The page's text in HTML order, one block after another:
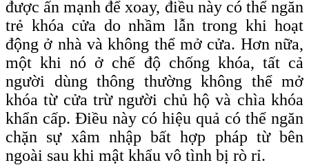
được ấn mạnh để xoay, điều này có thể ngăn
trẻ khóa cửa do nhầm lẫn trong khi hoạt
động ở nhà và không thể mở cửa. Hơn nữa,
một khi nó ở chế độ chống khóa, tất cả
người dùng thông thường không thể mở
khóa từ cửa trừ người chủ hộ và chìa khóa
khẩn cấp. Điều này có hiệu quả có thể ngăn
chặn sự xâm nhập bất hợp pháp từ bên
ngoài sau khi mật khẩu vô tình bị rò rỉ.